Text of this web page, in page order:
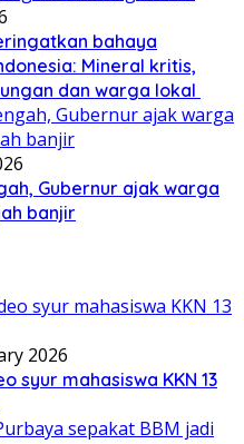
bahaya
Mineral kritis,
dan warga lokal
Gubernur ajak warga
banjir
2026
syur mahasiswa KKN 13